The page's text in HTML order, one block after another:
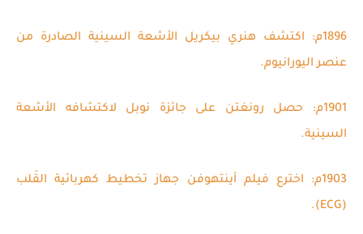
1896م: اكتشف هنري بيكريل الأشعة السينية الصادرة من
عنصر اليورانيوم.
1901م: حصل رونغتن على جائزة نوبل لاكتشافه الأشعة
السينية.
1903م: اخترع فيلم أينتهوفن جهاز تخطيط كهربائية القَلب
(ECG).